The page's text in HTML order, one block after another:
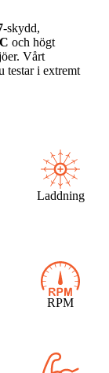
-skydd,
och högt
Vårt
testar i extremt
Laddning
RPM